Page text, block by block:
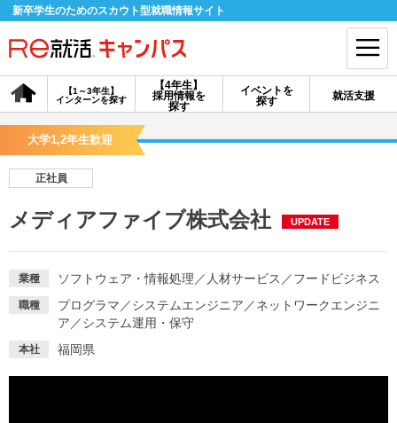
新卒学生のためのスカウト型就職情報サイト
【4年生】
採用情報を
探す
【1～3年生】
インターンを探す
イベントを
探す
就活支援
会員登録 ログイン
探す
イベントを探す スカウト
大学1,2年生歓迎
正社員
メディアファイブ株式会社 UPDATE
業種 ソフトウェア・情報処理 ／ 人材サービス ／フードビジネス
職種 プログラマ ／システムエンジニア ／ネットワークエンジニ
ア ／システム運用・保守
本社 福岡県